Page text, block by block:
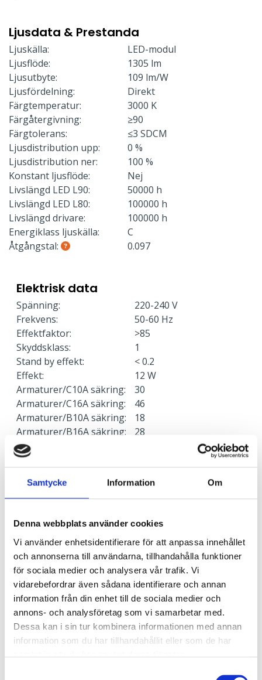
Samtycke Information Om
Denna webbplats använder cookies
Vi använder enhetsidentifierare för att anpassa innehållet
och annonserna till användarna, tillhandahålla funktioner
för sociala medier och analysera vår trafik. Vi
vidarebefordrar även sådana identifierare och annan
information från din enhet till de sociala medier och
annons- och analysföretag som vi samarbetar med.
Dessa kan i sin tur kombinera informationen med annan
information som du har tillhandahållit eller som de har
Ljusdata & Prestanda
Ljuskälla:
LED-modul
Ljusflöde:
1305 lm
Ljusutbyte:
109 lm/W
Ljusfördelning:
Direkt
Färgtemperatur:
3000 K
Färgåtergivning:
≥90
Färgtolerans:
≤3 SDCM
Ljusdistribution upp:
0 %
Ljusdistribution ner:
100 %
Konstant ljusflöde:
Nej
Livslängd LED L90:
50000 h
Livslängd LED L80:
100000 h
Livslängd drivare:
100000 h
Energiklass ljuskälla:
C
Åtgångstal:
0.097
Elektrisk data
Spänning:
220-240 V
Frekvens:
50-60 Hz
Effektfaktor:
>85
Skyddsklass:
1
Stand by effekt:
< 0.2
Effekt:
12 W
Armaturer/C10A säkring:
30
Armaturer/C16A säkring:
46
Armaturer/B10A säkring:
18
Armaturer/B16A säkring:
28
Överspänningsskydd CM
kV/kA:
kV/kA:
Ljusstyrning
Ljusstyrning:
DALI, Fasimpuls, DSI,
Korridorfunktion
Antal DALI-adresser:
1
Sensor:
Utan sensor
Nödljus
Nödljus: Nej